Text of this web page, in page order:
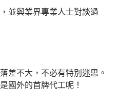
並與業界專業人士對談過
差不大，不必有特別迷思。
國外的首牌代工呢！